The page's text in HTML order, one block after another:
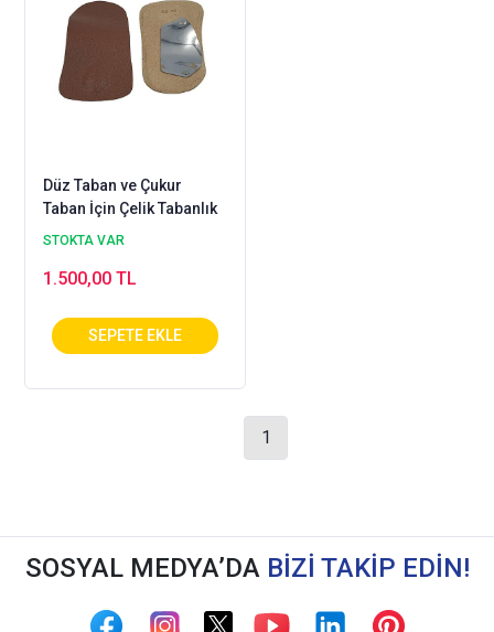
Düz Taban ve Çukur
Taban İçin Çelik Tabanlık
STOKTA VAR
1.500,00 TL
1
SOSYAL MEDYA’DA BİZİ TAKİP EDİN!